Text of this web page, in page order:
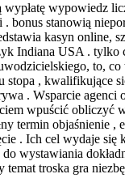
wypłatę wypowiedz
bonus stanowią
kasyn online,
Indiana USA . tylko
to,
stopa , kwalifikujące
. Wsparcie agenci
wpuścić obliczyć
termin objaśnienie ,
. Ich cel wydaje się
wystawiania
temat troska gra